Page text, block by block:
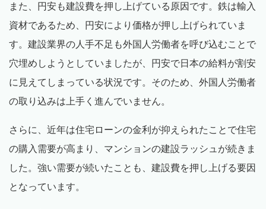
また、円安も建設費を押し上げている原因です。鉄は輸入
資材であるため、円安により価格が押し上げられていま
す。建設業界の人手不足も外国人労働者を呼び込むことで
穴埋めしようとしていましたが、円安で日本の給料が割安
に見えてしまっている状況です。そのため、外国人労働者
の取り込みは上手く進んでいません。
さらに、近年は住宅ローンの金利が抑えられたことで住宅
の購入需要が高まり、マンションの建設ラッシュが続きま
した。強い需要が続いたことも、建設費を押し上げる要因
となっています。